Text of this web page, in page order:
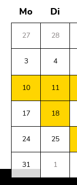
Samstag,
8.
August
2026
Montag,
11.
August
2026
Mittwoch,
12.
August
Mo Di
27 28
3 4
10 11
17 18
24 25
31 1
Beginn
des
Seitenbereichs:
Zusatzinformationen:
dieses
Seitenbereichs.
dieses
Seitenbereichs.